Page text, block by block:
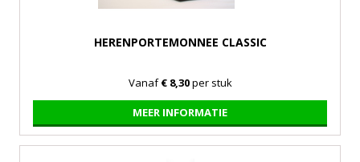
HERENPORTEMONNEE CLASSIC
Vanaf€ 8,30per stuk
MEER INFORMATIE